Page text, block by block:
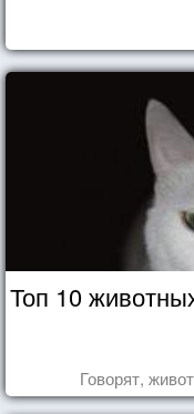
Топ 10
Говорят,